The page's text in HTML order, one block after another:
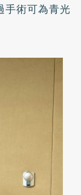
手術可為青光